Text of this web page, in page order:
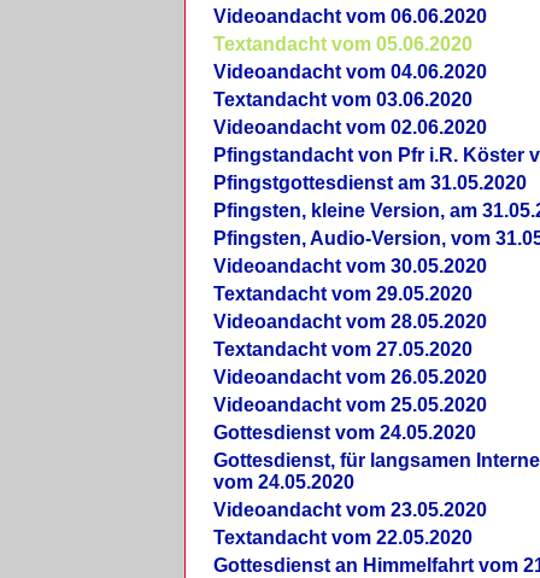
Videoandacht vom 06.06.2020
Textandacht vom 05.06.2020
Videoandacht vom 04.06.2020
Textandacht vom 03.06.2020
Videoandacht vom 02.06.2020
Pfingstandacht von Pfr i.R. Köster
Pfingstgottesdienst am 31.05.2020
Pfingsten, kleine Version, am
Pfingsten, Audio-Version, vom
Videoandacht vom 30.05.2020
Textandacht vom 29.05.2020
Videoandacht vom 28.05.2020
Textandacht vom 27.05.2020
Videoandacht vom 26.05.2020
Videoandacht vom 25.05.2020
Gottesdienst vom 24.05.2020
Gottesdienst, für langsamen
vom 24.05.2020
Videoandacht vom 23.05.2020
Textandacht vom 22.05.2020
Gottesdienst an Himmelfahrt vom